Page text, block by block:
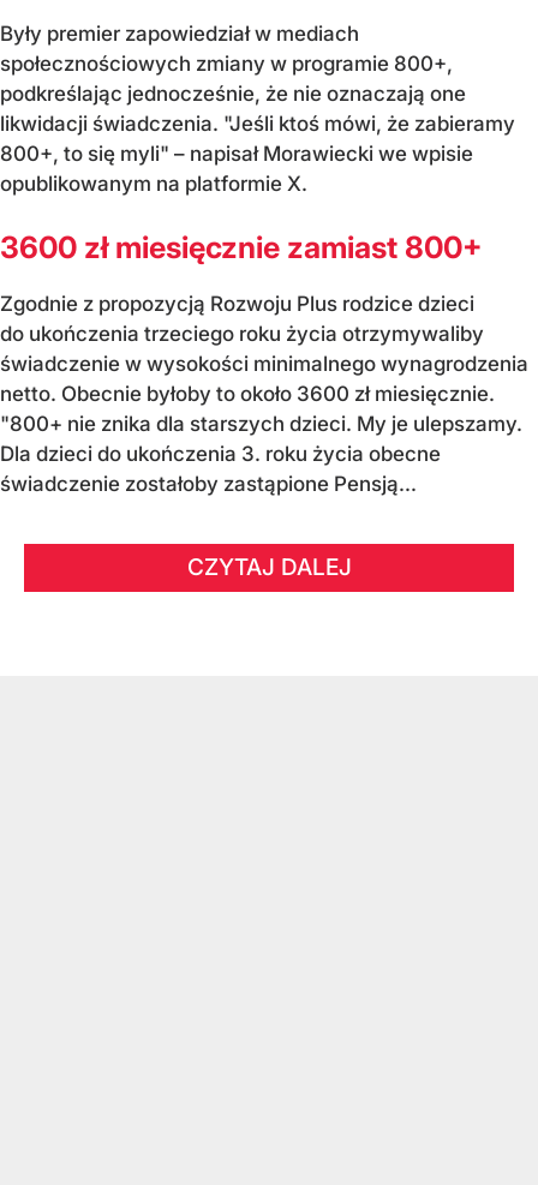
Były premier zapowiedział w mediach
społecznościowych zmiany w programie 800+,
podkreślając jednocześnie, że nie oznaczają one
likwidacji świadczenia. "Jeśli ktoś mówi, że zabieramy
800+, to się myli" – napisał Morawiecki we wpisie
opublikowanym na platformie X.
3600 zł miesięcznie zamiast 800+
Zgodnie z propozycją Rozwoju Plus rodzice dzieci
do ukończenia trzeciego roku życia otrzymywaliby
świadczenie w wysokości minimalnego wynagrodzenia
netto. Obecnie byłoby to około 3600 zł miesięcznie.
"800+ nie znika dla starszych dzieci. My je ulepszamy.
Dla dzieci do ukończenia 3. roku życia obecne
świadczenie zostałoby zastąpione Pensją...
CZYTAJ DALEJ